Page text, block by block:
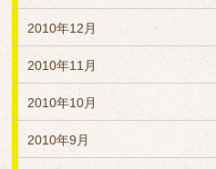
2010年12月
2010年11月
2010年10月
2010年9月